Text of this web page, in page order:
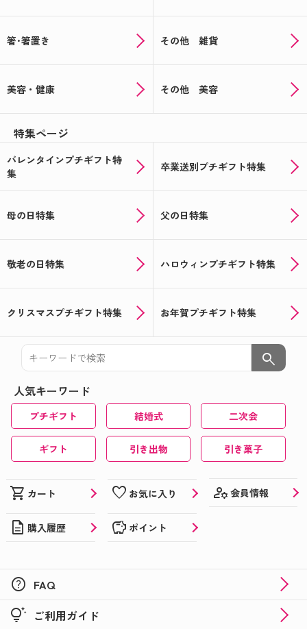
箸･箸置き その他 雑貨
美容・健康 その他 美容
特集ページ
バレンタインプチギフト特
集
卒業送別プチギフト特集
母の日特集 父の日特集
敬老の日特集 ハロウィンプチギフト特集
クリスマスプチギフト特集 お年賀プチギフト特集
search
人気キーワード
プチギフト 結婚式 二次会
ギフト 引き出物 引き菓子
shopping_cart カート favorite お気に入り manage_accounts 会員情報
description 購入履歴 savings ポイント
help FAQ
tips_and_updates ご利用ガイド